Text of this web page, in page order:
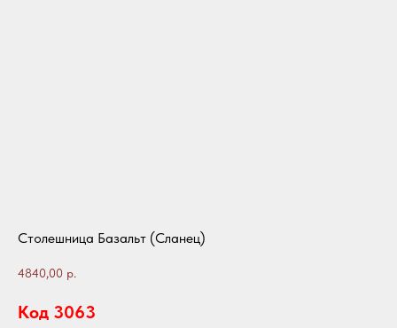
Столешница Базальт (Сланец)
4840,00 р.
Код 3063